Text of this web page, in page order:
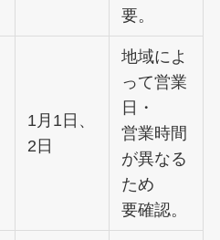
要。
1月1日、
2日
地域によ
って営業
日・
営業時間
が異なる
ため
要確認。